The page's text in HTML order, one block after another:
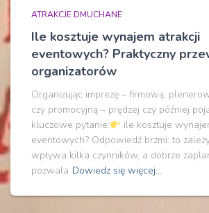
ATRAKCJE DMUCHANE
Ile kosztuje wynajem atrakcji
eventowych? Praktyczny
organizatorów
Organizując imprezę – firmową,
czy promocyjną – prędzej czy później
kluczowe pytanie:
ile kosztuje
eventowych? Odpowiedź brzmi: to
wpływa kilka czynników, a dobrze
pozwala Dowiedz się więcej…